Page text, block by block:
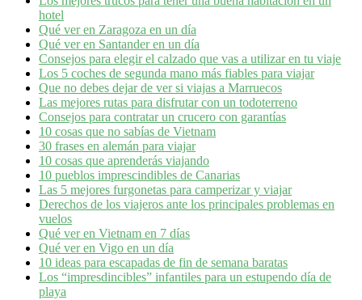
hotel
Qué ver en Zaragoza en un día
Qué ver en Santander en un día
Consejos para elegir el calzado que vas a utilizar en tu viaje
Los 5 coches de segunda mano más fiables para viajar
Que no debes dejar de ver si viajas a Marruecos
Las mejores rutas para disfrutar con un todoterreno
Consejos para contratar un crucero con garantías
10 cosas que no sabías de Vietnam
30 frases en alemán para viajar
10 cosas que aprenderás viajando
10 pueblos imprescindibles de Canarias
Las 5 mejores furgonetas para camperizar y viajar
Derechos de los viajeros ante los principales problemas en
vuelos
Qué ver en Vietnam en 7 días
Qué ver en Vigo en un día
10 ideas para escapadas de fin de semana baratas
Los “impresdincibles” infantiles para un estupendo día de
playa